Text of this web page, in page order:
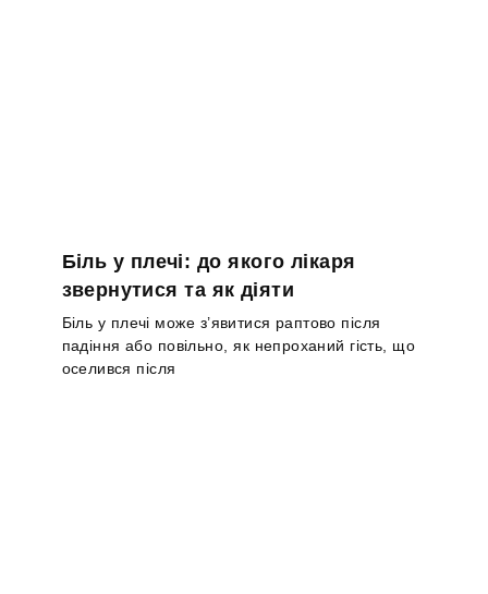
Біль у плечі: до якого лікаря
звернутися та як діяти
Біль у плечі може з’явитися раптово після
падіння або повільно, як непроханий гість, що
оселився після